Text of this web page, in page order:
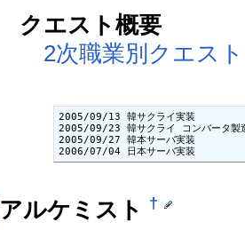
クエスト概要
2次職業別クエスト
2005/09/13 韓サクライ実装
2005/09/23 韓サクライ コンバータ製
2005/09/27 韓本サーバ実装
2006/07/04 日本サーバ実装
アルケミスト †